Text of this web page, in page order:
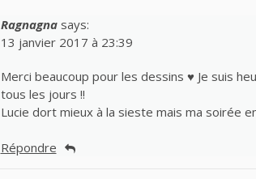
Ragnagna says:
13 janvier 2017 à 23:39
Merci beaucoup pour les dessins ♥ Je suis
tous les jours !!
Lucie dort mieux à la sieste mais ma soirée
Répondre